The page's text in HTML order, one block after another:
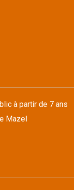
à partir de 7 ans
Mazel